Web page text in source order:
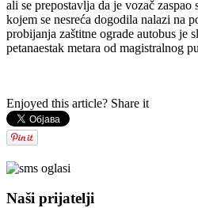
ali se prepostavlja da je vozač zaspao
kojem se nesreća dogodila nalazi na
probijanja zaštitne ograde autobus je
petanaestak metara od magistralnog
AdmirorGallery 5.2.0, author/s Vasiljevski &
Enjoyed this article? Share it
Naši prijatelji